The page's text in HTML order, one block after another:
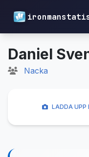
Daniel
Nacka
LADDA UPP